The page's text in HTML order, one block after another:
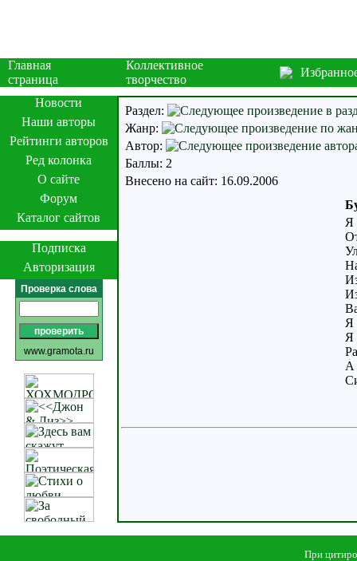
Главная
страница
Коллективное
творчество
Новости
Наши авторы
Рейтинги авторов
Ред колонка
О сайте
Форум
Каталог сайтов
Подписка
Авторизация
Проверка слова
www.gramota.ru
Раздел:
Жанр:
Автор:
Баллы: 2
Внесено на сайт: 16.09.2006
Я
Я
Я
А
При